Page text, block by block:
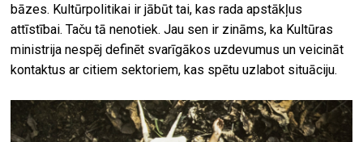
bāzes. Kultūrpolitikai ir jābūt tai, kas rada apstākļus
attīstībai. Taču tā nenotiek. Jau sen ir zināms, ka Kultūras
ministrija nespēj definēt svarīgākos uzdevumus un veicināt
kontaktus ar citiem sektoriem, kas spētu uzlabot situāciju.